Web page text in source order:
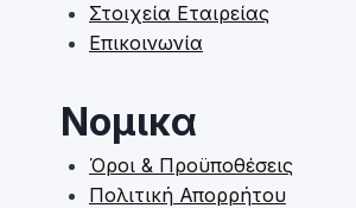
Στοιχεία Εταιρείας
Επικοινωνία
Νομικα
Όροι & Προϋποθέσεις
Πολιτική Απορρήτου